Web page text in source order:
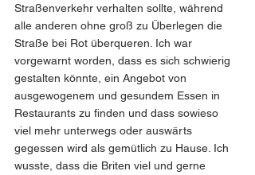
Straßenverkehr verhalten sollte, während
alle anderen ohne groß zu Überlegen die
Straße bei Rot überqueren. Ich war
vorgewarnt worden, dass es sich schwierig
gestalten könnte, ein Angebot von
ausgewogenem und gesundem Essen in
Restaurants zu finden und dass sowieso
viel mehr unterwegs oder auswärts
gegessen wird als gemütlich zu Hause. Ich
wusste, dass die Briten viel und gerne